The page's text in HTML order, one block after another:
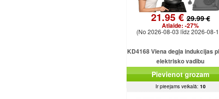
21.95 €29.99 €
Atlaide: -27%
(No 2026-08-03 līdz 2026-08-
KD4168 Viena degļa indukcijas
elektrisko vadību
Pievienot grozam
Ir pieejams veikalā: 10